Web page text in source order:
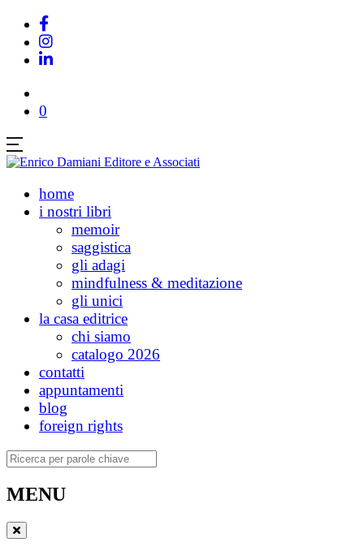
0
home
i nostri libri
memoir
saggistica
gli adagi
mindfulness & meditazione
gli unici
la casa editrice
chi siamo
catalogo 2026
contatti
appuntamenti
blog
foreign rights
Ricerca
MENU